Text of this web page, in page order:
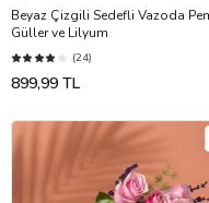
Beyaz Çizgili Sedefli Vazoda
Güller ve Lilyum
(24)
899,99 TL